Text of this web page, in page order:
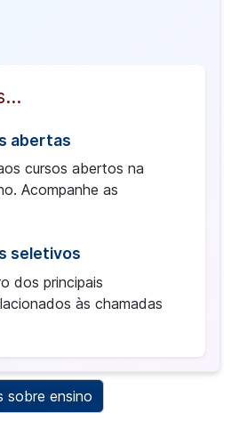
abertas
cursos abertos na
Acompanhe as
seletivos
dos principais
às chamadas
sobre ensino